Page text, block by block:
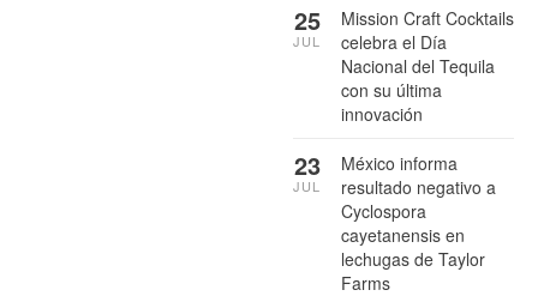
Mission Craft Cocktails
celebra el Día
Nacional del Tequila
con su última
innovación
25
JUL
México informa
resultado negativo a
Cyclospora
cayetanensis en
lechugas de Taylor
Farms
23
JUL